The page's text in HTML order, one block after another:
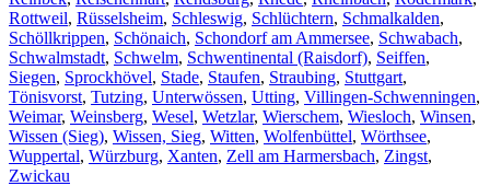
Rottweil, Rüsselsheim, Schleswig, Schlüchtern, Schmalkalden,
Schöllkrippen, Schönaich, Schondorf am Ammersee, Schwabach,
Schwalmstadt, Schwelm, Schwentinental (Raisdorf), Seiffen,
Siegen, Sprockhövel, Stade, Staufen, Straubing, Stuttgart,
Tönisvorst, Tutzing, Unterwössen, Utting, Villingen-Schwenningen,
Weimar, Weinsberg, Wesel, Wetzlar, Wierschem, Wiesloch, Winsen,
Wissen (Sieg), Wissen, Sieg, Witten, Wolfenbüttel, Wörthsee,
Wuppertal, Würzburg, Xanten, Zell am Harmersbach, Zingst,
Zwickau